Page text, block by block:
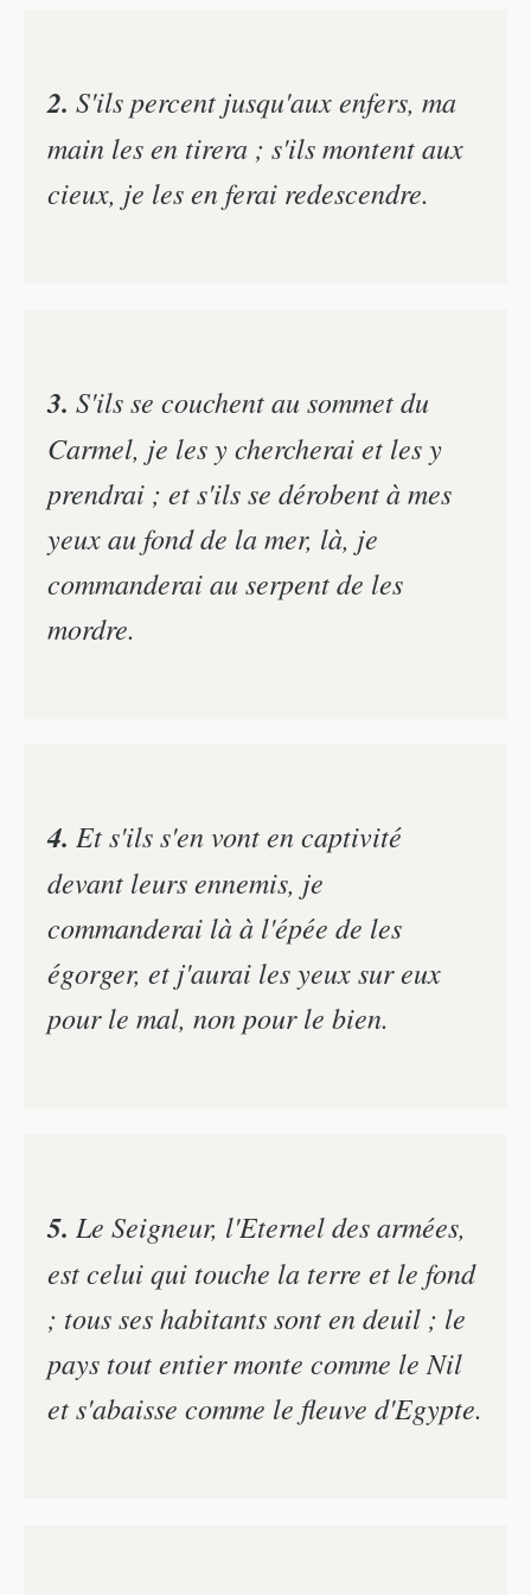
2. S'ils percent jusqu'aux enfers, ma
main les en tirera ; s'ils montent aux
cieux, je les en ferai redescendre.
3. S'ils se couchent au sommet du
Carmel, je les y chercherai et les y
prendrai ; et s'ils se dérobent à mes
yeux au fond de la mer, là, je
commanderai au serpent de les
mordre.
4. Et s'ils s'en vont en captivité
devant leurs ennemis, je
commanderai là à l'épée de les
égorger, et j'aurai les yeux sur eux
pour le mal, non pour le bien.
5. Le Seigneur, l'Eternel des armées,
est celui qui touche la terre et le fond
; tous ses habitants sont en deuil ; le
pays tout entier monte comme le Nil
et s'abaisse comme le fleuve d'Egypte.